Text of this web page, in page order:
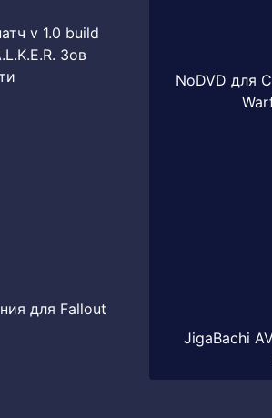
v 1.0 build
Зов
для Fallout
NoDVD для
JigaBachi